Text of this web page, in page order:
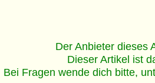
Der Anbieter dieses
Dieser Artikel ist
Bei Fragen wende dich bitte,